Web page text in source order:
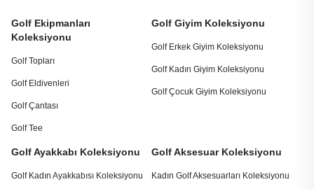
Golf Ekipmanları
Koleksiyonu
Golf Topları
Golf Eldivenleri
Golf Çantası
Golf Tee
Golf Giyim Koleksiyonu
Golf Erkek Giyim Koleksiyonu
Golf Kadın Giyim Koleksiyonu
Golf Çocuk Giyim Koleksiyonu
Golf Ayakkabı Koleksiyonu
Golf Kadın Ayakkabısı Koleksiyonu
Golf Aksesuar Koleksiyonu
Kadın Golf Aksesuarları Koleksiyonu